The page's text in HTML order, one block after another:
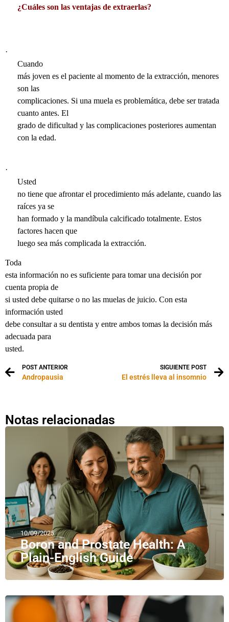
¿Cuáles son las ventajas de extraerlas?
·
Cuando
más joven es el paciente al momento de la extracción, menores
son las
complicaciones. Si una muela es problemática, debe ser tratada
cuanto antes. El
grado de dificultad y las complicaciones posteriores aumentan
con la edad.
·
Usted
no tiene que afrontar el procedimiento más adelante, cuando las
raíces ya se
han formado y la mandíbula calcificado totalmente. Estos
factores hacen que
luego sea más complicada la extracción.
Toda
esta información no es suficiente para tomar una decisión por
cuenta propia de
si usted debe quitarse o no las muelas de juicio. Con esta
información usted
debe consultar a su dentista y entre ambos tomas la decisión más
adecuada para
usted.
POST ANTERIOR
Andropausia
SIGUIENTE POST
El estrés lleva al insomnio
Notas relacionadas
10/09/2025
Boron and Prostate Health: A
Plain-English Guide